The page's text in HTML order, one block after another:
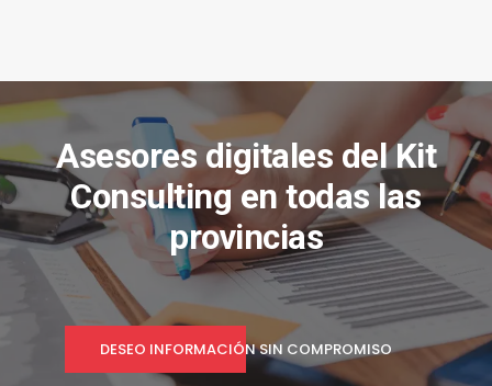
Asesores digitales del Kit
Consulting en todas las
provincias
DESEO INFORMACIÓN SIN COMPROMISO